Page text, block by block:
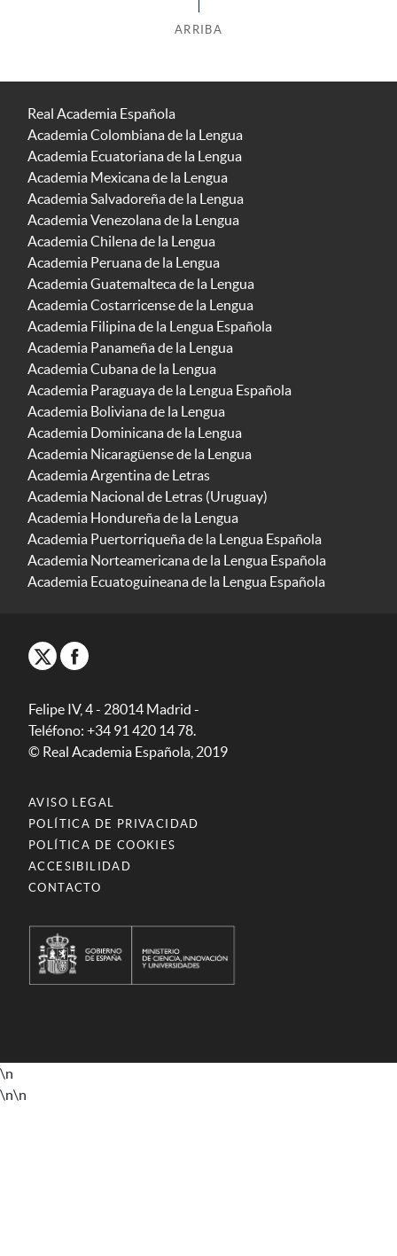
ARRIBA
Real Academia Española
Academia Colombiana de la Lengua
Academia Ecuatoriana de la Lengua
Academia Mexicana de la Lengua
Academia Salvadoreña de la Lengua
Academia Venezolana de la Lengua
Academia Chilena de la Lengua
Academia Peruana de la Lengua
Academia Guatemalteca de la Lengua
Academia Costarricense de la Lengua
Academia Filipina de la Lengua Española
Academia Panameña de la Lengua
Academia Cubana de la Lengua
Academia Paraguaya de la Lengua Española
Academia Boliviana de la Lengua
Academia Dominicana de la Lengua
Academia Nicaragüense de la Lengua
Academia Argentina de Letras
Academia Nacional de Letras (Uruguay)
Academia Hondureña de la Lengua
Academia Puertorriqueña de la Lengua Española
Academia Norteamericana de la Lengua Española
Academia Ecuatoguineana de la Lengua Española
Felipe IV, 4 - 28014 Madrid -
Teléfono: +34 91 420 14 78.
© Real Academia Española, 2019
AVISO LEGAL
POLÍTICA DE PRIVACIDAD
POLÍTICA DE COOKIES
ACCESIBILIDAD
CONTACTO
\n
\n\n